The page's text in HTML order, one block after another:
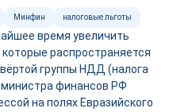
Минфин налоговые льготы
время увеличить
распространяется
группы НДД (налога
финансов РФ
на полях Евразийского